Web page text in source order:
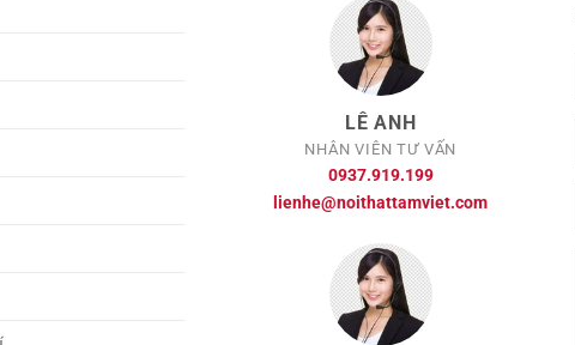
LÊ ANH
NHÂN VIÊN TƯ VẤN
0937.919.199
lienhe@noithattamviet.com